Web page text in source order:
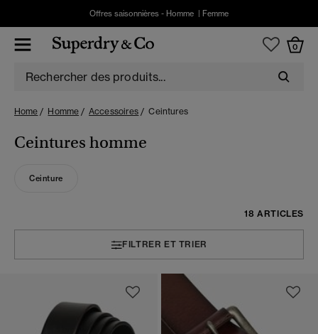
Offres saisonnières - Homme Femme
0
Home Homme Accessoires Ceintures
Ceintures homme
Ceinture
18 ARTICLES
FILTRER ET TRIER